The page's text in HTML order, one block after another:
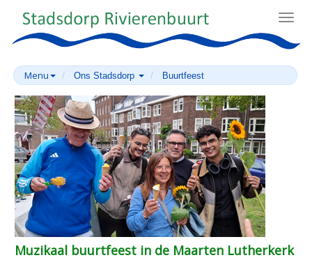
Menu Ons Stadsdorp Buurtfeest
Muzikaal buurtfeest in de Maarten Lutherkerk